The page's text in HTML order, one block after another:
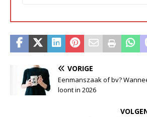
VORIGE
Eenmanszaak of bv?
loont in 2026